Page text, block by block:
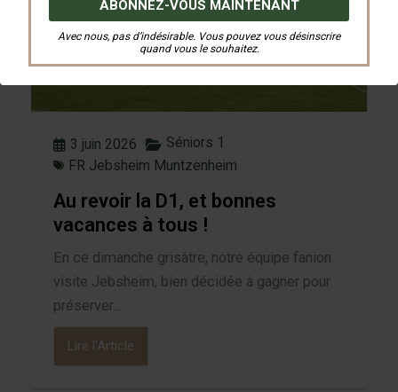
Avec nous, pas d’indésirable. Vous pouvez vous désinscrire
quand vous le souhaitez.
3 juin 2026
Séniors 1
FR Jebsheim Muntzenheim
Au revoir la D1, et bonnes
vacances à tous !
En ce dimanche grisâtre, notre équipe fanion
visite Jebsheim, bien décidée à gagner pour
préserver...
Lire l'Article